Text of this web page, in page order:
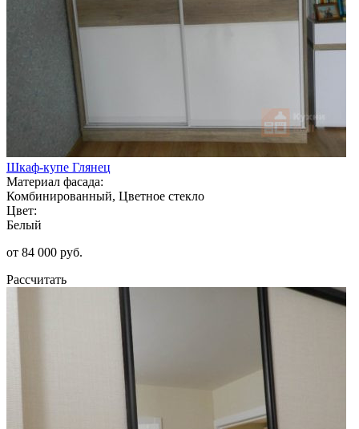
Шкаф-купе Глянец
Материал фасада:
Комбинированный, Цветное стекло
Цвет:
Белый
от 84 000 руб.
Рассчитать